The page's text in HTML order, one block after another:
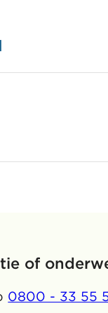
of
0800 - 33 55